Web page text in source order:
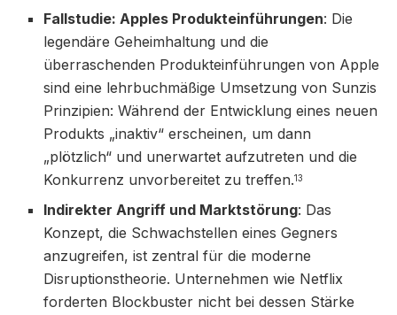
Fallstudie: Apples Produkteinführungen: Die
legendäre Geheimhaltung und die
überraschenden Produkteinführungen von Apple
sind eine lehrbuchmäßige Umsetzung von Sunzis
Prinzipien: Während der Entwicklung eines neuen
Produkts „inaktiv“ erscheinen, um dann
„plötzlich“ und unerwartet aufzutreten und die
Konkurrenz unvorbereitet zu treffen.13
Indirekter Angriff und Marktstörung: Das
Konzept, die Schwachstellen eines Gegners
anzugreifen, ist zentral für die moderne
Disruptionstheorie. Unternehmen wie Netflix
forderten Blockbuster nicht bei dessen Stärke